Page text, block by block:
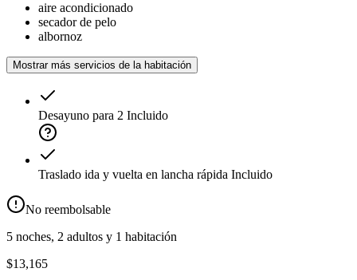
aire acondicionado
secador de pelo
albornoz
Mostrar más servicios de la habitación
Desayuno para 2 Incluido
Traslado ida y vuelta en lancha rápida Incluido
No reembolsable
5 noches, 2 adultos y 1 habitación
$13,165